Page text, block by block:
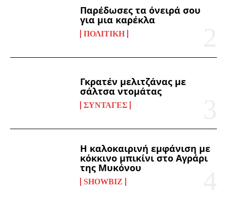
Παρέδωσες τα όνειρά σου
για μια καρέκλα
ΠΟΛΙΤΙΚΉ
Γκρατέν μελιτζάνας με
σάλτσα ντομάτας
ΣΥΝΤΑΓΈΣ
Η καλοκαιρινή εμφάνιση με
κόκκινο μπικίνι στο Αγράρι
της Μυκόνου
SHOWBIZ